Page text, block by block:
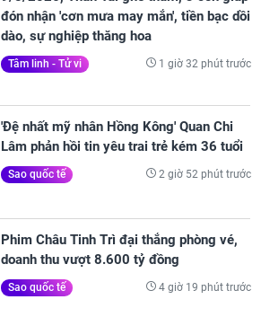
đón nhận 'cơn mưa may mắn', tiền bạc dồi
dào, sự nghiệp thăng hoa
Tâm linh - Tử vi 1 giờ 32 phút trước
'Đệ nhất mỹ nhân Hồng Kông' Quan Chi
Lâm phản hồi tin yêu trai trẻ kém 36 tuổi
Sao quốc tế 2 giờ 52 phút trước
Phim Châu Tinh Trì đại thắng phòng vé,
doanh thu vượt 8.600 tỷ đồng
Sao quốc tế 4 giờ 19 phút trước